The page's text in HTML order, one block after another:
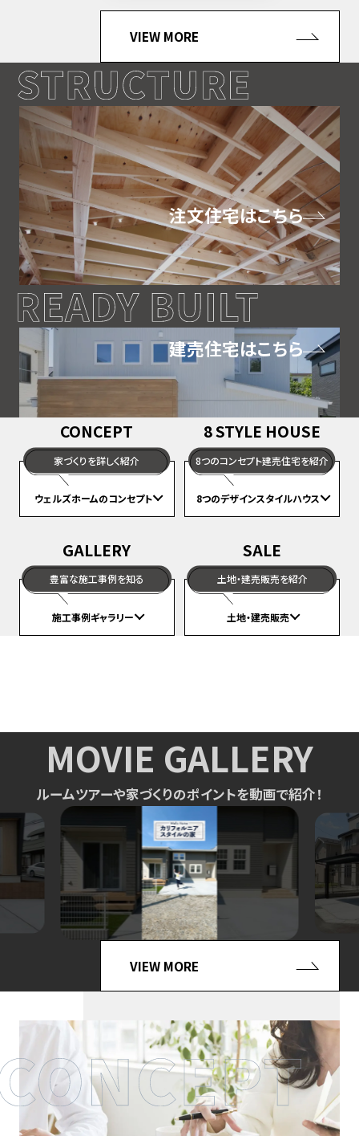
VIEW MORE
注文住宅はこちら
建売住宅はこちら
CONCEPT
家づくりを詳しく紹介
ウェルズホームのコンセプト
8 STYLE HOUSE
8つのコンセプト建売住宅を紹介
8つのデザインスタイルハウス
GALLERY
豊富な施工事例を知る
施工事例ギャラリー
SALE
土地・建売販売を紹介
土地・建売販売
MOVIE GALLERY
ルームツアーや家づくりのポイントを動画で紹介！
VIEW MORE